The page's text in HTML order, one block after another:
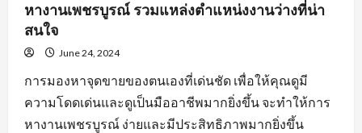
หางานเพชรบูรณ์ รวมแหล่งตำแหน่งงานว่างที่น่า
สนใจ
June 24, 2024
การมองหาจุดขายของตนเองที่เด่นชัด เพื่อให้คุณดูมี
ความโดดเด่นและดูเป็นมืออาชีพมากยิ่งขึ้น จะทำให้การ
หางานเพชรบูรณ์ ง่ายและมีประสิทธิภาพมากยิ่งขึ้น